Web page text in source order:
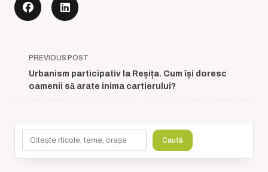
<span
class="nav-
subtitle
screen-
text">Page</span>
PREVIOUS POST
Urbanism participativ la Reșița. Cum își doresc
oamenii să arate inima cartierului?
Caută